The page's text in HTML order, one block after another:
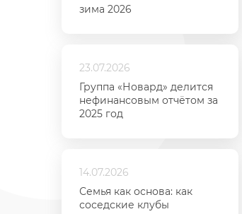
зима 2026
23.07.2026
Группа «Новард» делится
нефинансовым отчётом за
2025 год
14.07.2026
Семья как основа: как
соседские клубы